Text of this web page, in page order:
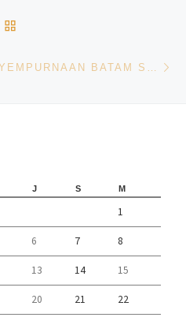
J S M
1
6 7 8
13 14 15
20 21 22